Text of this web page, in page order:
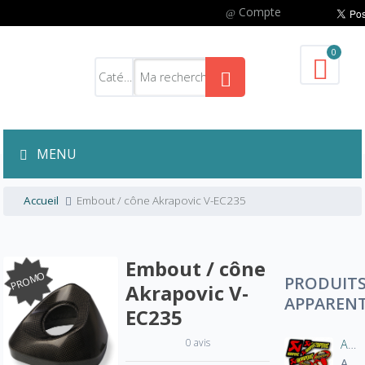
Compte
0
MENU
Accueil Embout / cône Akrapovic V-EC235
PROMO
Embout / cône
Akrapovic V-
EC235
0 avis
Autocollant sticker AKRAPOVIC 100% d'origine